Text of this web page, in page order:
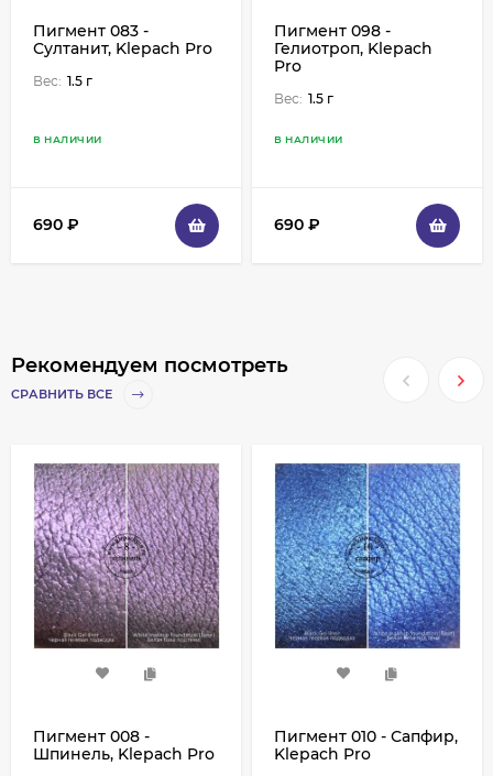
Пигмент 083 -
Султанит, Klepach Pro
Вес: 1.5 г
В НАЛИЧИИ
690 ₽
Пигмент 098 -
Гелиотроп, Klepach
Pro
Вес: 1.5 г
В НАЛИЧИИ
690 ₽
Рекомендуем посмотреть
СРАВНИТЬ ВСЕ
Пигмент 008 -
Шпинель, Klepach Pro
Пигмент 010 - Сапфир,
Klepach Pro